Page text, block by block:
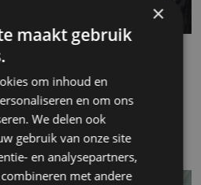
mijn eerste 9
Recruiter
×
maakt gebruik
om inhoud en
en om ons
We delen ook
gebruik van onze site
en analysepartners,
met andere